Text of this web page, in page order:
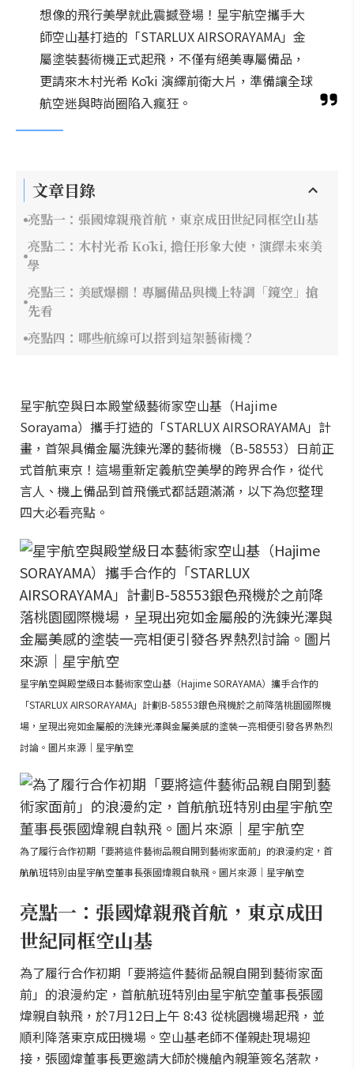
想像的飛行美學就此震撼登場！星宇航空攜手大
師空山基打造的「STARLUX AIRSORAYAMA」金
屬塗裝藝術機正式起飛，不僅有絕美專屬備品，
更請來木村光希 Kōki 演繹前衛大片，準備讓全球
航空迷與時尚圈陷入瘋狂。
文章目錄
亮點一：張國煒親飛首航，東京成田世紀同框空山基
亮點二：木村光希 Kōki, 擔任形象大使，演繹未來美
學
亮點三：美感爆棚！專屬備品與機上特調「鏡空」搶
先看
亮點四：哪些航線可以搭到這架藝術機？
星宇航空與日本殿堂級藝術家空山基（Hajime
Sorayama）攜手打造的「STARLUX AIRSORAYAMA」計
畫，首架具備金屬洗鍊光澤的藝術機（B-58553）日前正
式首航東京！這場重新定義航空美學的跨界合作，從代
言人、機上備品到首飛儀式都話題滿滿，以下為您整理
四大必看亮點。
星宇航空與殿堂級日本藝術家空山基（Hajime SORAYAMA）攜手合作的
「STARLUX AIRSORAYAMA」計劃B-58553銀色飛機於之前降落桃園國際機
場，呈現出宛如金屬般的洗鍊光澤與金屬美感的塗裝一亮相便引發各界熱烈
討論。圖片來源｜星宇航空
為了履行合作初期「要將這件藝術品親自開到藝術家面前」的浪漫約定，首
航航班特別由星宇航空董事長張國煒親自執飛。圖片來源｜星宇航空
亮點一：張國煒親飛首航，東京成田
世紀同框空山基
為了履行合作初期「要將這件藝術品親自開到藝術家面
前」的浪漫約定，首航航班特別由星宇航空董事長張國
煒親自執飛，於7月12日上午 8:43 從桃園機場起飛，並
順利降落東京成田機場。空山基老師不僅親赴現場迎
接，張國煒董事長更邀請大師於機艙內親筆簽名落款，